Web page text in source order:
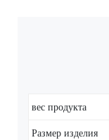
вес продукта
Размер изделия